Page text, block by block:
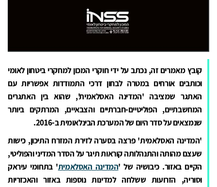
קובץ מאמרים זה, נכתב על ידי חוקרי המכון למחקרי ביטחון לאומי
וכותבים אורחים במטרה לבחון דרכי התמודדות אפשריות עם
האתגר שמציבה 'המדינה האסלאמית', שהוא בין האתגרים
המחשבתיים, הפוליטיים-חברתיים והצבאיים, המרתקים ביותר
שנמצאים על סדר היום של המערכת הבינלאומית ב-2016.
'המדינה האסלאמית' פרצה בסערה לזירת המזרח התיכון, כישות
שעצם מהותה והתנהלותה קוראות תיגר על הסדר המדיני והפוליטי,
הקיים באזור. כיבושיה של 'המדינה האסלאמית' בתחומי עיראק
וסוריה, הזרועות ששלחה למדינות נוספות באזור והאכזריות